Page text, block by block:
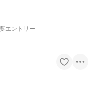
要エントリー